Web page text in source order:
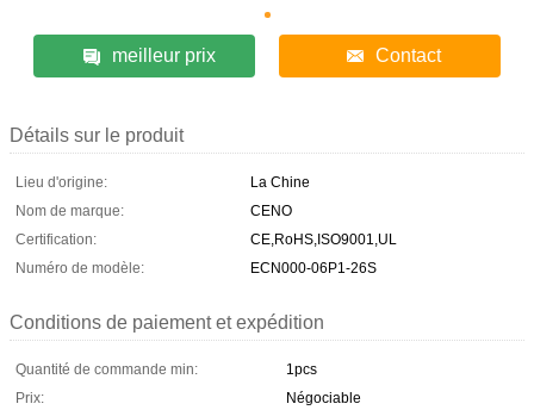
meilleur prix Contact
Détails sur le produit
Lieu d'origine:
La Chine
Nom de marque:
CENO
Certification:
CE,RoHS,ISO9001,UL
Numéro de modèle:
ECN000-06P1-26S
Conditions de paiement et expédition
Quantité de commande min:
1pcs
Prix:
Négociable